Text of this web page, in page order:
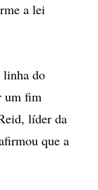
a lei
linha do
um fim
líder da
que a